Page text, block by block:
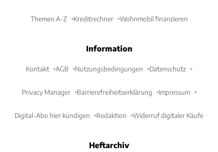
Themen A-Z Kreditrechner Wohnmobil finanzieren
Information
Kontakt AGB Nutzungsbedingungen Datenschutz
Privacy Manager Barrierefreiheitserklärung Impressum
Digital-Abo hier kündigen Redaktion Widerruf digitaler Käufe
Heftarchiv